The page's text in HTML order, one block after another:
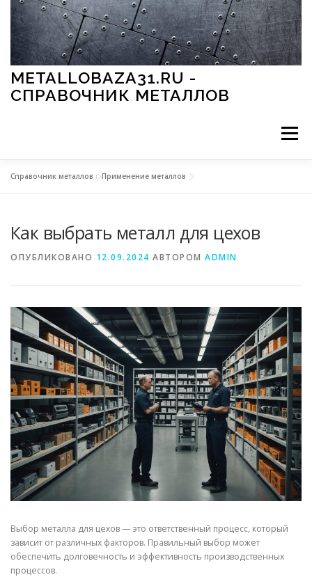
Перейти к содержимому
METALLOBAZA31.RU -
СПРАВОЧНИК МЕТАЛЛОВ
Меню
МЕТАЛЛЫ И ОКРУЖАЮЩАЯ СРЕДА
СВОЙСТВА МЕТАЛЛОВ СОРТА МЕТАЛЛОВ
СТАТЬИ
Справочник металлов »Применение металлов
Как выбрать металл для цехов
ОПУБЛИКОВАНО 12.09.2024 АВТОРОМ ADMIN
Выбор металла для цехов — это ответственный процесс, который
зависит от различных факторов. Правильный выбор может
обеспечить долговечность и эффективность производственных
процессов.